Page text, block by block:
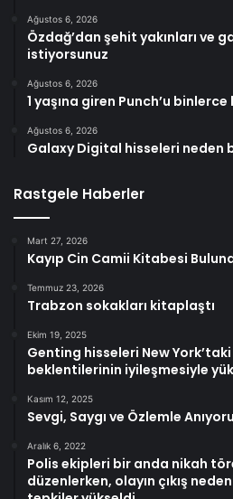
Ağustos 6, 2026
Özdağ’dan şehit yakınları ve
istiyorsunuz
Ağustos 6, 2026
1 yaşına giren Punch’u
Ağustos 6, 2026
Galaxy Digital hisseleri neden
Rastgele Haberler
Mart 27, 2026
Kayıp Cin Camii Kitabesi
Temmuz 23, 2026
Trabzon sokakları kitaplaştı
Ekim 19, 2025
Genting hisseleri New
beklentilerinin iyileşmesiyle
Kasım 12, 2025
Sevgi, Saygı ve Özlemle
Aralık 6, 2022
Polis ekipleri bir anda nikah
düzenlerken, olayın çıkış